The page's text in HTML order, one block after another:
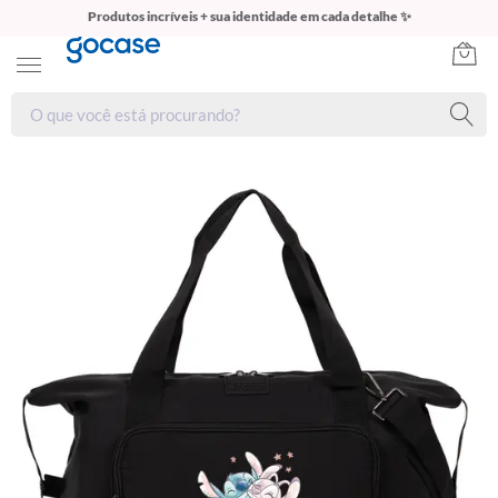
Produtos incríveis + sua identidade em cada detalhe ✨